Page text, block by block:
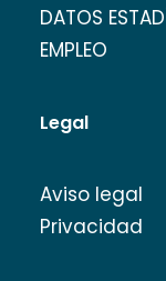
DATOS
EMPLEO
Legal
Aviso legal
Privacidad